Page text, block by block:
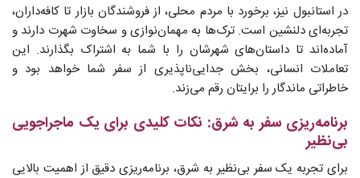
در استانبول نیز، برخورد با مردم محلی، از فروشندگان بازار تا کافه‌داران،
تجربه‌ای دلنشین است. ترک‌ها به مهمان‌نوازی و سخاوت شهرت دارند و
آماده‌اند تا داستان‌های شهرشان را با شما به اشتراک بگذارند. این
تعاملات انسانی، بخش جدایی‌ناپذیری از سفر شما خواهد بود و
خاطراتی ماندگار را برایتان رقم می‌زند.
برنامه‌ریزی سفر به شرق: نکات کلیدی برای یک ماجراجویی
بی‌نظیر
برای تجربه یک سفر بی‌نظیر به شرق، برنامه‌ریزی دقیق از اهمیت بالایی